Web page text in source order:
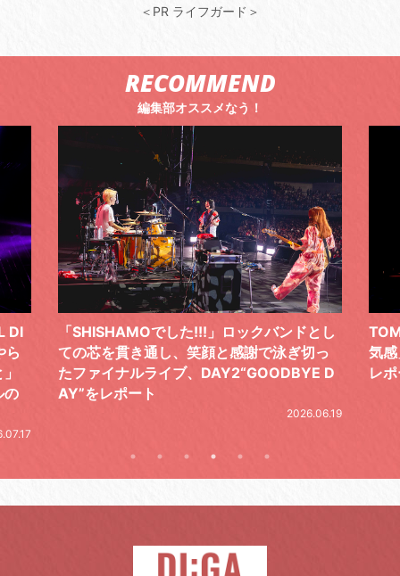
＜PR ライフガード＞
RECOMMEND
編集部オススメなう！
DI
ら
の
「SHISHAMOでした!!!」ロックバンドとし
ての芯を貫き通し、笑顔と感謝で泳ぎ切っ
たファイナルライブ、DAY2“GOODBYE D
AY”をレポート
2026.06.19
気
レ